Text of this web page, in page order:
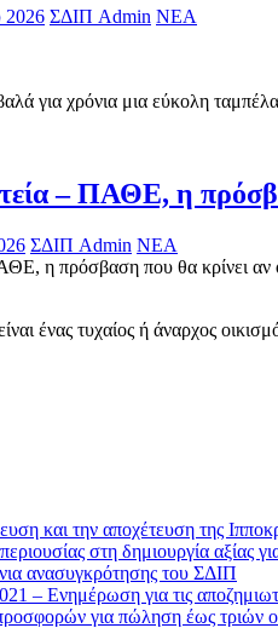
2026 ΣΔΙΠ Admin ΝΕΑ
για χρόνια μια εύκολη
– ΠΑΘΕ, η
ΣΔΙΠ Admin ΝΕΑ
ένας τυχαίος ή άναρχος
και την αποχέτευση της
στη δημιουργία αξίας
ανασυγκρότησης του ΣΔΙΠ
– Ενημέρωση για τις
για πώληση έως τριών